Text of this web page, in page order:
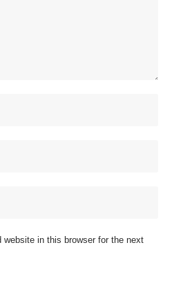
in this browser for the next